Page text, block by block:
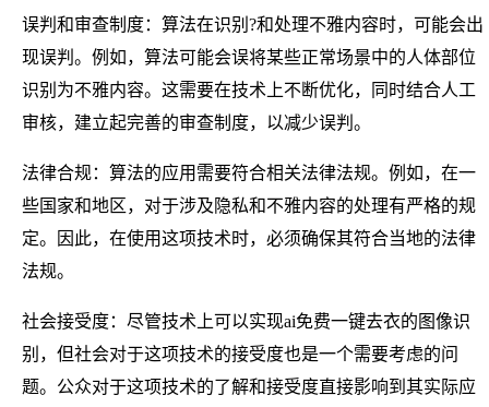
误判和审查制度：算法在识别?和处理不雅内容时，可能会出
现误判。例如，算法可能会误将某些正常场景中的人体部位
识别为不雅内容。这需要在技术上不断优化，同时结合人工
审核，建立起完善的审查制度，以减少误判。
法律合规：算法的应用需要符合相关法律法规。例如，在一
些国家和地区，对于涉及隐私和不雅内容的处理有严格的规
定。因此，在使用这项技术时，必须确保其符合当地的法律
法规。
社会接受度：尽管技术上可以实现ai免费一键去衣的图像识
别，但社会对于这项技术的接受度也是一个需要考虑的问
题。公众对于这项技术的了解和接受度直接影响到其实际应